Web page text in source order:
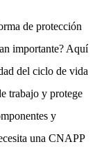
de protección
importante? Aquí
del ciclo de vida
trabajo y protege
y
una CNAPP